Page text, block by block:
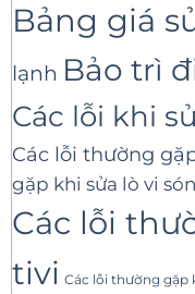
Bảng giá
lạnh Bảo trì
Các lỗi khi
Các lỗi thường
gặp khi sửa lò vi
Các lỗi
tivi Các lỗi thường gặp